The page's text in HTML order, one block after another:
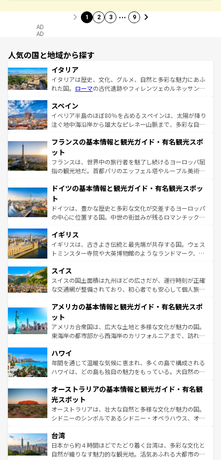
1 2 3 … 9
AD
AD
人気の国と地域から探す
イタリア
イタリアは歴史、文化、グルメ、自然と多彩な魅力にあふ
れた国。 ローマの古代遺跡やフィレンツェのルネッサンス
ろん、トスカーナの美しい田園風景やアマルフィ海岸の絶
景など、自然景観も見逃せない。観光の合間には、本場の
ピザやパスタなど、絶品のイタリア料理を堪能することも
ませてくれるイタリアで、忘れられない旅をしてみよう！
なお、新着のイタリア情報は
しい。
スペイン
イベリア半島のほぼ80％を占めるスペインは、太陽が降り
注ぐ地中海沿岸から雄大なピレネー山脈まで、多彩な自然
文化が根付くこの国では、情熱的なフラメンコ、熱気あふ
れる闘牛、そして美味しいタパスが生活の一部となってい
る。首都マドリードの洗練された雰囲気や、バルセロナの
アートに溢れた街角から、地方では古代ローマ遺跡や中世
せる。地方によって風土や気候が異なるスペインはその個
ンテンツ一覧 を参照してほしい。
フランスの基本情報と観光ガイド・有名観光スポ
ット
フランスは、世界中の旅行者を魅了し続けるヨーロッパ屈
指の観光地だ。首都パリのエッフェル塔やルーブル美術館
で、幅広い魅力が詰まっている。華麗な宮殿、歴史的な大
聖堂、美しいビーチ、そして豊かな自然が、訪れる者を心
から魅了する。また、フランスは美食の国としても知ら
れ、フランス料理はユネスコ無形文化遺産にも登録されて
香り高いラベンダー畑など、多彩な楽しみ方が可能だ。さ
らに、パリ以外の地域にも魅力が溢れており、どの街角に
も豊かな歴史と文化が息づいている。パリ以外の個性あふ
を参照してほしい。
ドイツの基本情報と観光ガイド・有名観光スポッ
ト
ドイツは、豊かな歴史と多彩な文化が交差するヨーロッパ
の中心に位置する国。中世の街並みが残るロマンチック街
顔を持つこの国は、どこを歩いても飽きることがない。ベ
ルリンの文化的活気、バイエルン州のアルプスの絶景、そ
してライン川沿いのワイン畑といった風景は必見。ビール
は、お酒好きな人にはぜひ体験してほしい。 なお、新着の
ドイツ情報はコンテンツ一覧を参照してほしい。
イギリス
イギリスは、古きよき伝統と最先端が共存する国。ウェス
トミンスター寺院や大英博物館のようなランドマーク、歴
リアごとに異なる魅力がある。また、優雅なアフタヌーン
ティー、ビール好きにはたまらない英国パブ、サッカー観
戦など、本場だからこそできる体験も豊富。イギリスを旅
ンツ一覧を参照してほしい。
スイス
スイスの国土面積は九州ほどの広さだが、運行時刻が正確
な交通網が整備されており、初心者でも安心して個人旅行
の建物がそのまま残る町や、スイスならではのユニークな
博物館もあり、アルプス観光だけでなく町歩きも満喫する
ことができる。国民の所得が高いため物価も高いが、旅行
者向けの交通パス提供のサービスもあり、うまく活用すれ
着のスイス情報は
アメリカの基本情報と観光ガイド・有名観光スポ
ット
アメリカ合衆国は、広大な土地と多様な文化が魅力の国。
東海岸の都市部から西海岸のカリフォルニアまで、訪れる
のような巨大都市は、観光、ショッピング、エンターテイ
ンメントが詰まった刺激的なスポットだ。一方、アメリカ
西部には大自然が広がり、グランドキャニオンやイエロー
部のニューオーリンズでは、音楽と美食が融合した独特の
文化が魅力。旅行者はアメリカの各地域で異なる魅力を楽
しみながら、その多様性と豊かな歴史を感じることができ
るだろう。車でのロードトリップや列車の旅も、アメリカ
情報は
ハワイ
年間を通じて温暖な気候に恵まれ、多くの島で構成される
ハワイは、どの島も独自の魅力をもっている。大自然の神
ワイ島は見逃せない。また、定番の観光地といえばオアフ
島だが、静かな自然を求めるならマウイ島やカウアイ島が
おすすめ。エメラルドグリーンに輝く海をはじめ、豊かな
文化や歴史が息づいている。「アロハスピリット」と呼ば
人々、おいしいローカルフードやハワイアンミュージッ
ク、伝統的なフラダンスなど、すべてがハワイの魅力を彩
っている。訪れるたびに新しい発見と感動が待っているハ
オーストラリアの基本情報と観光ガイド・有名観
光スポット
オーストラリアは、壮大な自然と多様な文化が魅力の国。
シドニーのシンボルであるシドニー・オペラハウス、オー
リアリーフや大陸中央部にそびえるウルル（エアーズロッ
ク）、タスマニアの美しい原生林やケアンズの熱帯雨林な
ど、見どころがたくさん。また、カフェやワイン、オージ
台湾
日本から約４時間ほどでたどり着く台湾は、多彩な文化と
自然が織りなす魅力的な観光地。活気あふれる大都市の台